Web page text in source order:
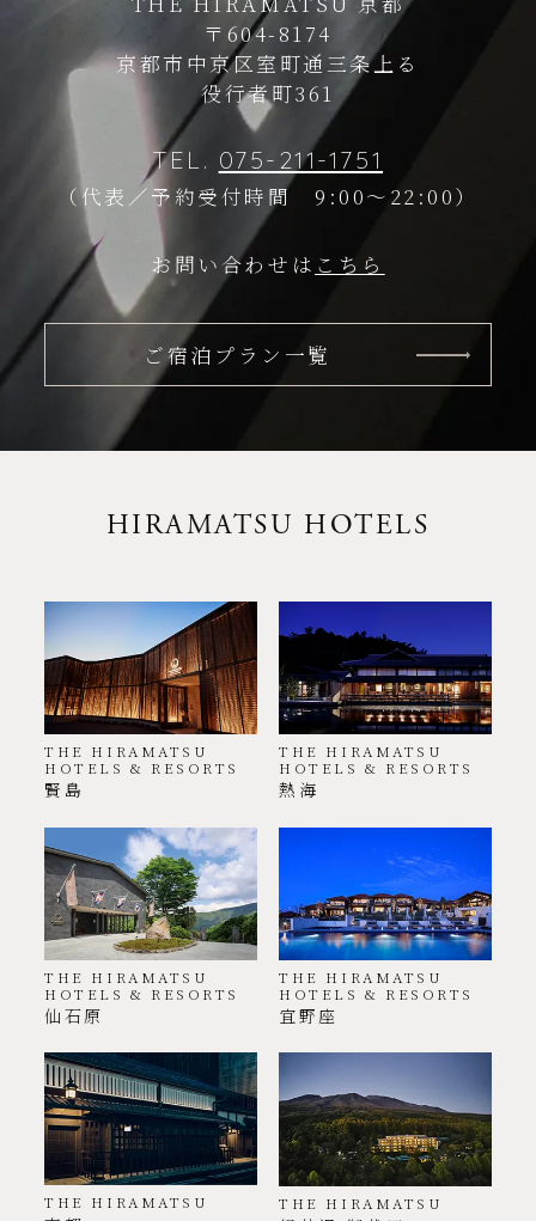
〒604-8174
京都市中京区室町通三条上る
役行者町361
TEL. 075-211-1751
（代表／予約受付時間 9:00～22:00）
お問い合わせは こちら
ご宿泊プラン一覧
HIRAMATSU HOTELS
THE HIRAMATSU
HOTELS & RESORTS
賢島
THE HIRAMATSU
HOTELS & RESORTS
熱海
THE HIRAMATSU
HOTELS & RESORTS
仙石原
THE HIRAMATSU
HOTELS & RESORTS
宜野座
THE HIRAMATSU THE HIRAMATSU